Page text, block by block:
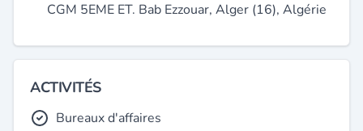
CGM 5EME ET. Bab Ezzouar, Alger (16), Algérie
ACTIVITÉS
Bureaux d'affaires